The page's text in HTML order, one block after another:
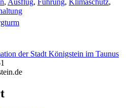
, Ausflug, Führung, Klimaschutz,
der Stadt Königstein im Taunus